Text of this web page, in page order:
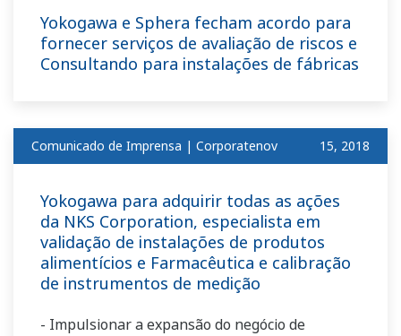
Yokogawa e Sphera fecham acordo para
fornecer serviços de avaliação de riscos e
Consultando para instalações de fábricas
Comunicado de Imprensa | Corporatenov 15, 2018
Yokogawa para adquirir todas as ações
da NKS Corporation, especialista em
validação de instalações de produtos
alimentícios e Farmacêutica e calibração
de instrumentos de medição
- Impulsionar a expansão do negócio de